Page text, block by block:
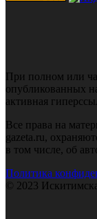
При полном или
опубликованных
активная
Все права на
gazeta.ru,
в том числе, об
Политика
© 2023